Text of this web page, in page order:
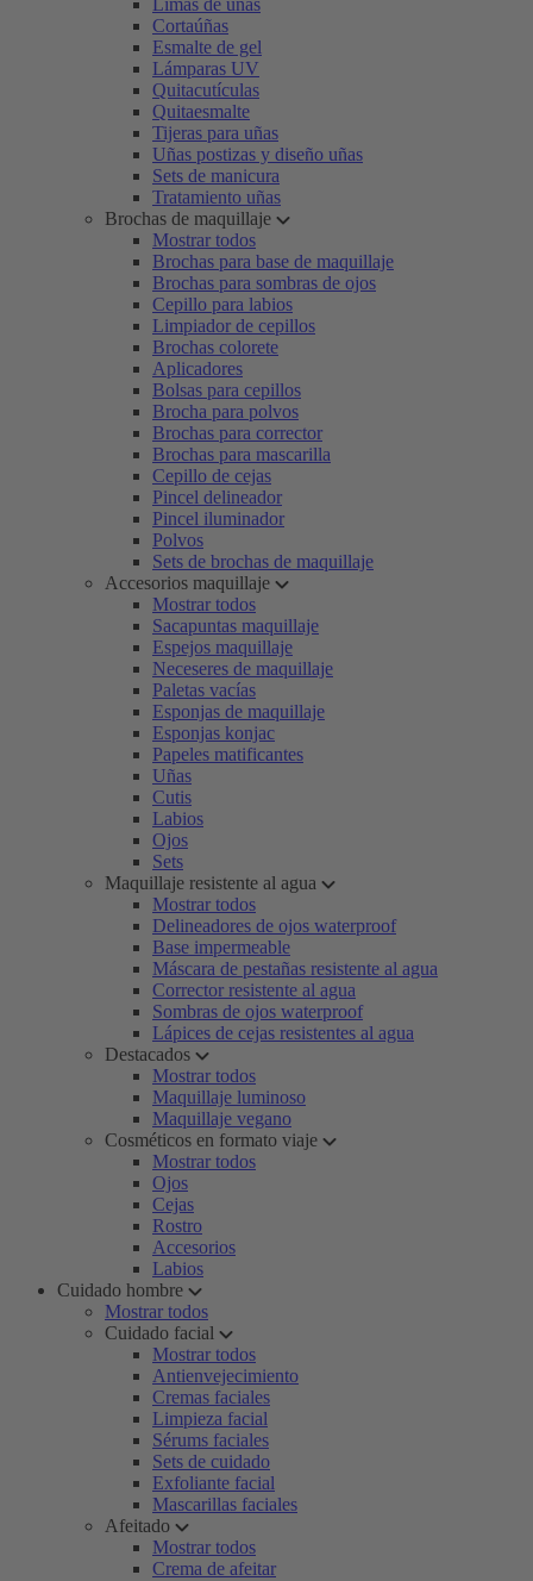
Limas de uñas
Cortaúñas
Esmalte de gel
Lámparas UV
Quitacutículas
Quitaesmalte
Tijeras para uñas
Uñas postizas y diseño uñas
Sets de manicura
Tratamiento uñas
Brochas de maquillaje
Mostrar todos
Brochas para base de maquillaje
Brochas para sombras de ojos
Cepillo para labios
Limpiador de cepillos
Brochas colorete
Aplicadores
Bolsas para cepillos
Brocha para polvos
Brochas para corrector
Brochas para mascarilla
Cepillo de cejas
Pincel delineador
Pincel iluminador
Polvos
Sets de brochas de maquillaje
Accesorios maquillaje
Mostrar todos
Sacapuntas maquillaje
Espejos maquillaje
Neceseres de maquillaje
Paletas vacías
Esponjas de maquillaje
Esponjas konjac
Papeles matificantes
Uñas
Cutis
Labios
Ojos
Sets
Maquillaje resistente al agua
Mostrar todos
Delineadores de ojos waterproof
Base impermeable
Máscara de pestañas resistente al agua
Corrector resistente al agua
Sombras de ojos waterproof
Lápices de cejas resistentes al agua
Destacados
Mostrar todos
Maquillaje luminoso
Maquillaje vegano
Cosméticos en formato viaje
Mostrar todos
Ojos
Cejas
Rostro
Accesorios
Labios
Cuidado hombre
Mostrar todos
Cuidado facial
Mostrar todos
Antienvejecimiento
Cremas faciales
Limpieza facial
Sérums faciales
Sets de cuidado
Exfoliante facial
Mascarillas faciales
Afeitado
Mostrar todos
Crema de afeitar